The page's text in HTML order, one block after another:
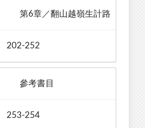
第6章／翻山越嶺生計路
202-252
參考書目
253-254